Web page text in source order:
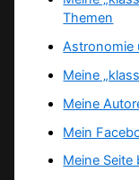
Themen
Astronomie
Meine
Meine
Mein
Meine Seite